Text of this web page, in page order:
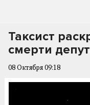
Таксист
смерти
08 Октября 09:18